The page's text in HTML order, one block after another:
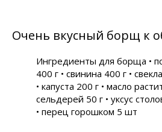
Очень вкусный борщ к
Ингредиенты для борща •
400 г • свинина 400 г •
• капуста 200 г • масло
сельдерей 50 г • уксус
• перец горошком 5 шт